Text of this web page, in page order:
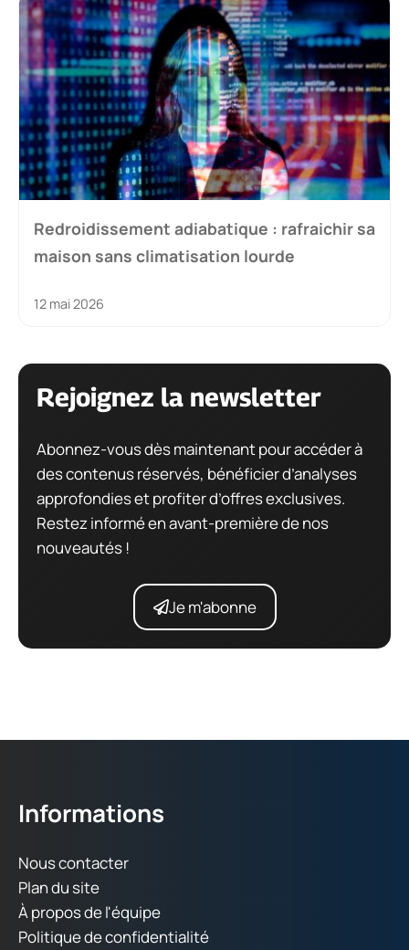
Redroidissement adiabatique : rafraichir sa
maison sans climatisation lourde
12 mai 2026
Rejoignez la newsletter
Abonnez-vous dès maintenant pour accéder à
des contenus réservés, bénéficier d’analyses
approfondies et profiter d’offres exclusives.
Restez informé en avant-première de nos
nouveautés !
Je m'abonne
Informations
Nous contacter
Plan du site
À propos de l'équipe
Politique de confidentialité